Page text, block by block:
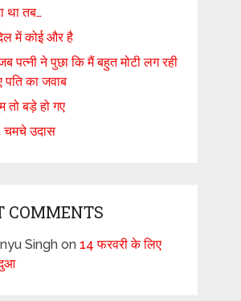
था तब…
में कोई और है
पत्नी ने पुछा कि मैं बहुत मोटी लग रही
पति का जवाब
तो बड़े हो गए
उदास
COMMENTS
Singhon 14 फरवरी के लिए